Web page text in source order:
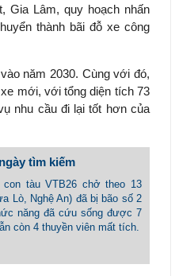
Gia Lâm, quy hoạch nhấn
thành bãi đỗ xe công
năm 2030. Cùng với đó,
mới, với tổng diện tích 73
nhu cầu đi lại tốt hơn của
tìm kiếm
tàu VTB26 chở theo 13
Lò, Nghệ An) đã bị bão số 2
năng đã cứu sống được 7
còn 4 thuyền viên mất tích.
hỗ trợ ngắn hạn mà còn
vai trò tạo nền tảng cho
trưởng bền vững dài hạn.